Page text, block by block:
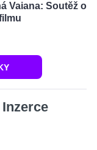
Vaiana: Soutěž o
Inzerce